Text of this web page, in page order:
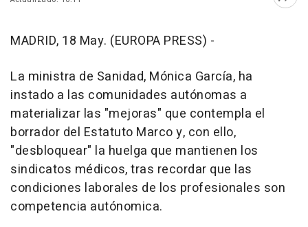
MADRID, 18 May. (EUROPA PRESS) -
La ministra de Sanidad, Mónica García, ha
instado a las comunidades autónomas a
materializar las "mejoras" que contempla el
borrador del Estatuto Marco y, con ello,
"desbloquear" la huelga que mantienen los
sindicatos médicos, tras recordar que las
condiciones laborales de los profesionales son
competencia autónomica.